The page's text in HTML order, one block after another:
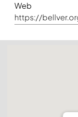
Web
https://